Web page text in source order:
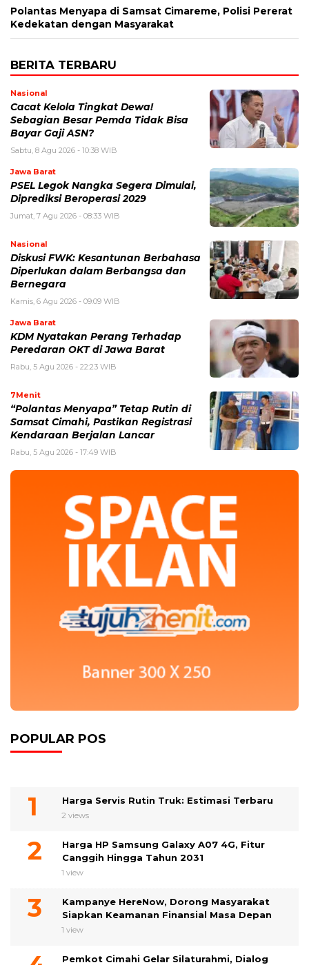
Polantas Menyapa di Samsat Cimareme, Polisi Pererat
Kedekatan dengan Masyarakat
BERITA TERBARU
Nasional
Cacat Kelola Tingkat Dewa!
Sebagian Besar Pemda Tidak Bisa
Bayar Gaji ASN?
Sabtu, 8 Agu 2026 - 10:38 WIB
Jawa Barat
PSEL Legok Nangka Segera Dimulai,
Diprediksi Beroperasi 2029
Jumat, 7 Agu 2026 - 08:33 WIB
Nasional
Diskusi FWK: Kesantunan Berbahasa
Diperlukan dalam Berbangsa dan
Bernegara
Kamis, 6 Agu 2026 - 09:09 WIB
Jawa Barat
KDM Nyatakan Perang Terhadap
Peredaran OKT di Jawa Barat
Rabu, 5 Agu 2026 - 22:23 WIB
7Menit
“Polantas Menyapa” Tetap Rutin di
Samsat Cimahi, Pastikan Registrasi
Kendaraan Berjalan Lancar
Rabu, 5 Agu 2026 - 17:49 WIB
POPULAR POS
Harga Servis Rutin Truk: Estimasi Terbaru
2 views
Harga HP Samsung Galaxy A07 4G, Fitur
Canggih Hingga Tahun 2031
1 view
Kampanye HereNow, Dorong Masyarakat
Siapkan Keamanan Finansial Masa Depan
1 view
Pemkot Cimahi Gelar Silaturahmi, Dialog